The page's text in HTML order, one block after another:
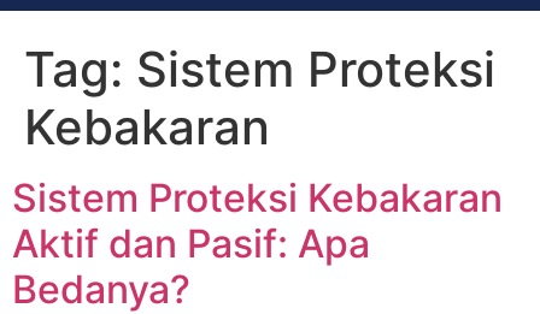
Tag: Sistem Proteksi
Kebakaran
Sistem Proteksi Kebakaran
Aktif dan Pasif: Apa
Bedanya?